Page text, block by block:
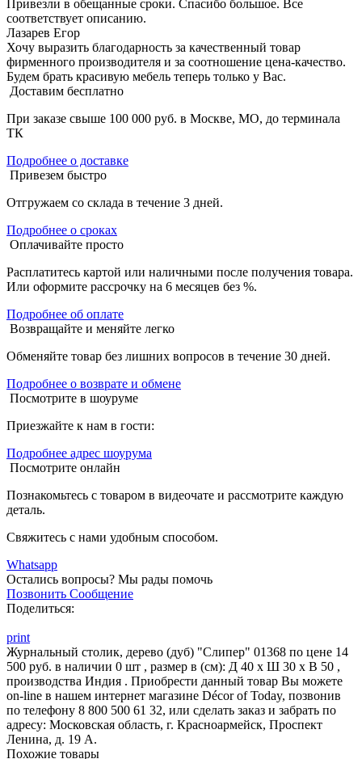
Привезли в обещанные сроки. Спасибо большое. Все
соответствует описанию.
Лазарев Егор
Хочу выразить благодарность за качественный товар
фирменного производителя и за соотношение цена-качество.
Будем брать красивую мебель теперь только у Вас.
Доставим бесплатно
При заказе свыше 100 000 руб. в Москве, МО, до терминала
ТК
Подробнее о доставке
Привезем быстро
Отгружаем со склада в течение 3 дней.
Подробнее о сроках
Оплачивайте просто
Расплатитесь картой или наличными после получения товара.
Или оформите рассрочку на 6 месяцев без %.
Подробнее об оплате
Возвращайте и меняйте легко
Обменяйте товар без лишних вопросов в течение 30 дней.
Подробнее о возврате и обмене
Посмотрите в шоуруме
Приезжайте к нам в гости:
Подробнее адрес шоурума
Посмотрите онлайн
Познакомьтесь с товаром в видеочате и рассмотрите каждую
деталь.
Свяжитесь с нами удобным способом.
Whatsapp
Остались вопросы? Мы рады помочь
Позвонить Сообщение
Поделиться:
print
Журнальный столик, дерево (дуб) "Слипер" 01368 по цене 14
500 руб. в наличии 0 шт , размер в (см): Д 40 x Ш 30 x В 50 ,
производства Индия . Приобрести данный товар Вы можете
on-line в нашем интернет магазине Décor of Today, позвонив
по телефону 8 800 500 61 32, или сделать заказ и забрать по
адресу: Московская область, г. Красноармейск, Проспект
Ленина, д. 19 А.
Похожие товары